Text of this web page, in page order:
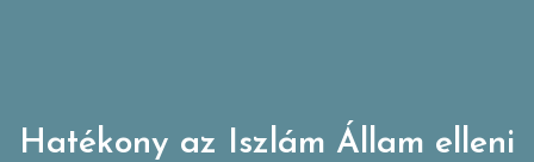
Hatékony az Iszlám Állam elleni